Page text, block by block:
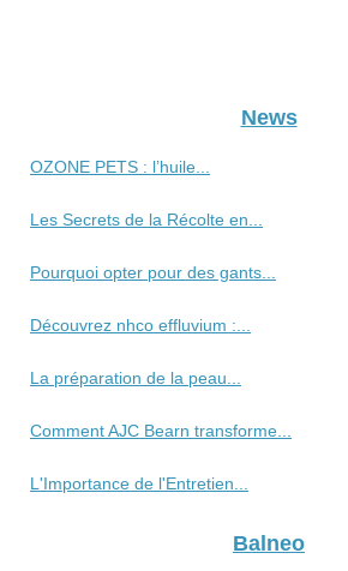
News
OZONE PETS : l’huile...
Les Secrets de la Récolte en...
Pourquoi opter pour des gants...
Découvrez nhco effluvium :...
La préparation de la peau...
Comment AJC Bearn transforme...
L'Importance de l'Entretien...
Balneo